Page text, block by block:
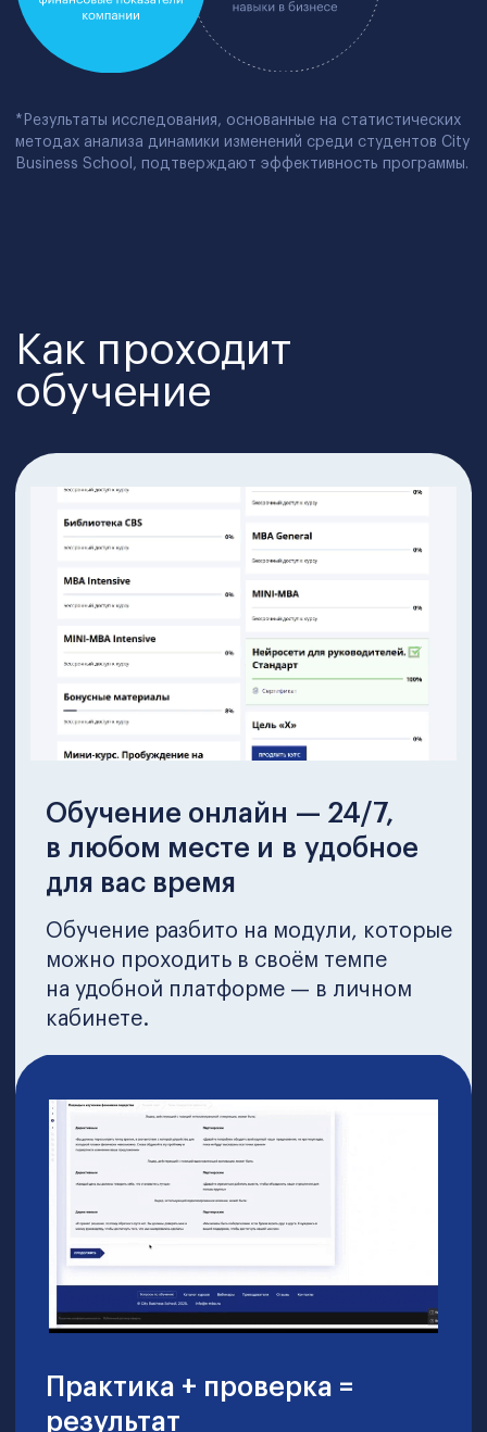
и помогайте рекомендациями другим.
Поддержка на каждом этапе
и центр практики
Это не просто чат — это ваш круг
доверенных профессионалов,
которые будут с вами даже после
окончания обучения.
сообщество выпускников
CBS
Что вас ждет на
курсе
ориентированная программа,
способствующая получению важных
управленческих навыков в кратчайшие
сроки
примерами из собственной
практики
Возможность общения как с
преподавателями, так и с
однокурсниками при работе
Современные методы и
инструменты, которые наши
эксперты проверили на
реальной практике
Задания основаны на
практических сценариях, с
которыми ежедневно
работают реальные
руководители